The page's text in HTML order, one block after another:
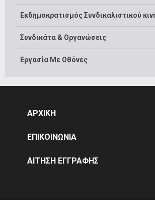
Εκδημοκρατισμός Συνδικαλιστικού
Συνδικάτα & Οργανώσεις
Εργασία Με Οθόνες
ΑΡΧΙΚΗ
ΕΠΙΚΟΙΝΩΝΙΑ
ΑΙΤΗΣΗ ΕΓΓΡΑΦΗΣ